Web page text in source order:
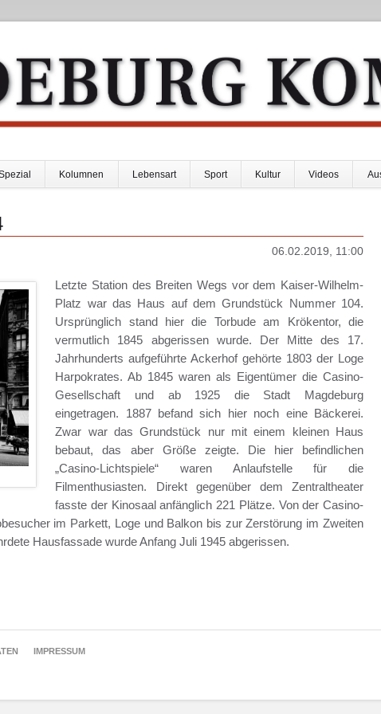
Kolumnen Lebensart Sport Kultur Videos
06.02.2019, 11:00
Letzte Station des Breiten Wegs vor dem Kaiser-Wilhelm-
Platz war das Haus auf dem Grundstück Nummer 104.
Ursprünglich stand hier die Torbude am Krökentor, die
vermutlich 1845 abgerissen wurde. Der Mitte des 17.
Jahrhunderts aufgeführte Ackerhof gehörte 1803 der Loge
Harpokrates. Ab 1845 waren als Eigentümer die Casino-
Gesellschaft und ab 1925 die Stadt Magdeburg
eingetragen. 1887 befand sich hier noch eine Bäckerei.
Zwar war das Grundstück nur mit einem kleinen Haus
bebaut, das aber Größe zeigte. Die hier befindlichen
„Casino-Lichtspiele“ waren Anlaufstelle für die
Filmenthusiasten. Direkt gegenüber dem Zentraltheater
fasste der Kinosaal anfänglich 221 Plätze. Von der Casino-
im Parkett, Loge und Balkon bis zur Zerstörung im Zweiten
Hausfassade wurde Anfang Juli 1945 abgerissen.
IMPRESSUM